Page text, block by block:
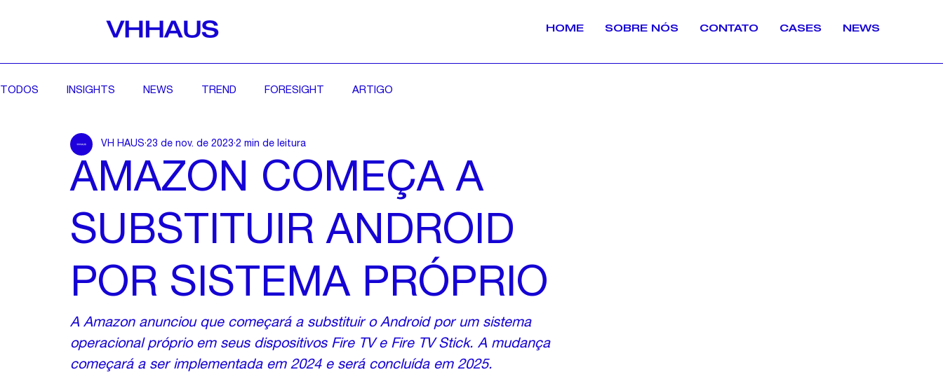
HOME SOBRE NÓS CONTATO CASES NEWS
TODOS INSIGHTS NEWS TREND FORESIGHT ARTIGO
AMAZON COMEÇA A
SUBSTITUIR ANDROID
POR SISTEMA PRÓPRIO
VH HAUS 23 de nov. de 2023 2 min de leitura
A Amazon anunciou que começará a substituir o Android por um sistema
operacional próprio em seus dispositivos Fire TV e Fire TV Stick. A mudança
começará a ser implementada em 2024 e será concluída em 2025.